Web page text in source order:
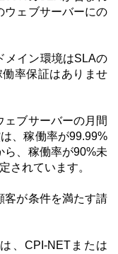
ウェブサーバーにの
メイン環境はSLAの
率保証はありませ
ェブサーバーの月間
、稼働率が99.99%
ら、稼働率が90%未
されています。
客が条件を満たす請
、CPI-NETまたは